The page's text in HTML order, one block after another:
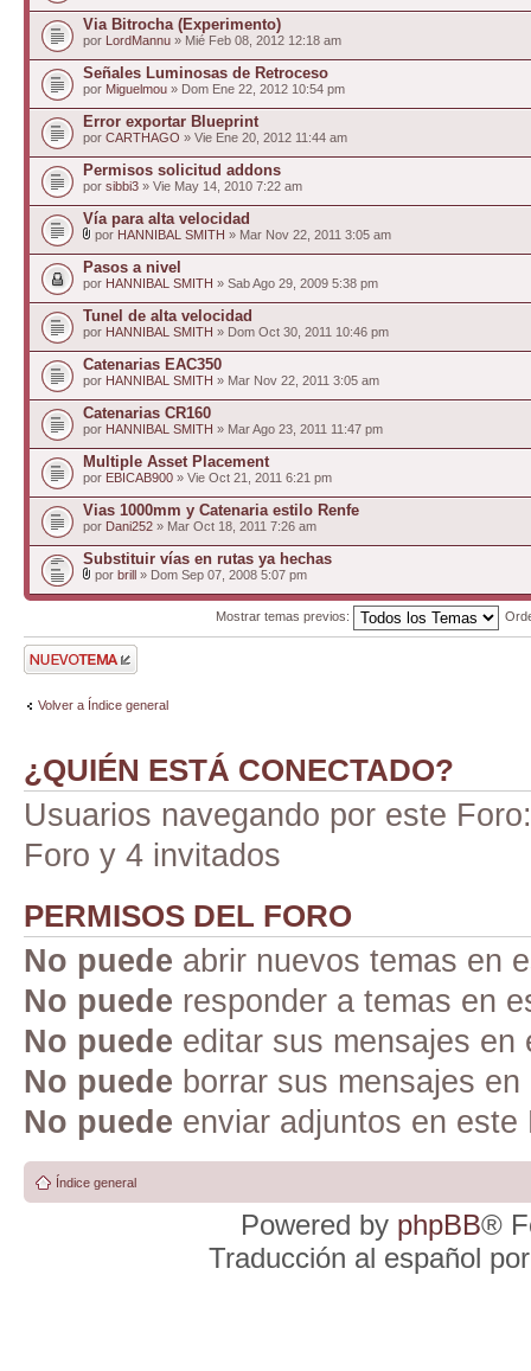
Via Bitrocha (Experimento)
por LordMannu » Mié Feb 08, 2012 12:18 am
Señales Luminosas de Retroceso
por Miguelmou » Dom Ene 22, 2012 10:54 pm
Error exportar Blueprint
por CARTHAGO » Vie Ene 20, 2012 11:44 am
Permisos solicitud addons
por sibbi3 » Vie May 14, 2010 7:22 am
Vía para alta velocidad
por HANNIBAL SMITH » Mar Nov 22, 2011 3:05 am
Pasos a nivel
por HANNIBAL SMITH » Sab Ago 29, 2009 5:38 pm
Tunel de alta velocidad
por HANNIBAL SMITH » Dom Oct 30, 2011 10:46 pm
Catenarias EAC350
por HANNIBAL SMITH » Mar Nov 22, 2011 3:05 am
Catenarias CR160
por HANNIBAL SMITH » Mar Ago 23, 2011 11:47 pm
Multiple Asset Placement
por EBICAB900 » Vie Oct 21, 2011 6:21 pm
Vias 1000mm y Catenaria estilo Renfe
por Dani252 » Mar Oct 18, 2011 7:26 am
Substituir vías en rutas ya hechas
por brill » Dom Sep 07, 2008 5:07 pm
Mostrar temas previos:
Publicar un nuevo
tema
Volver a Índice general
¿QUIÉN ESTÁ CONECTADO?
Usuarios navegando por este
Foro y 4 invitados
PERMISOS DEL FORO
No puede abrir nuevos temas en
No puede responder a temas en
No puede editar sus mensajes en
No puede borrar sus mensajes
No puede enviar adjuntos en este
Índice general
Powered by phpBB®
Traducción al español